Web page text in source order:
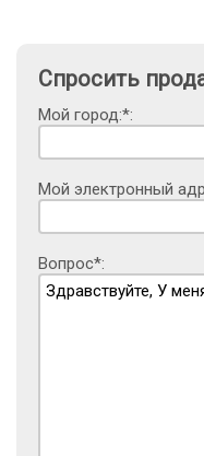
Спросить
Мой город:*:
Мой электронный
Вопрос*: